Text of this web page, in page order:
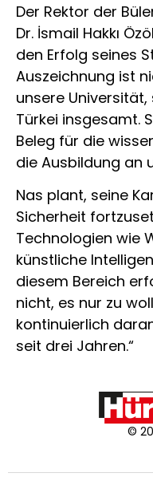
Der Rektor der
Dr. İsmail Hakkı
den Erfolg seines
Auszeichnung ist
unsere
Türkei insgesamt.
Beleg für die
die Ausbildung an
Nas plant, seine
Sicherheit
Technologien wie
künstliche
diesem Bereich
nicht, es nur zu
kontinuierlich
seit drei Jahren.“
©